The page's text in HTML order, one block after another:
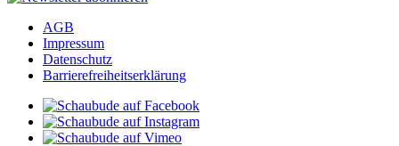
AGB
Impressum
Datenschutz
Barrierefreiheitserklärung